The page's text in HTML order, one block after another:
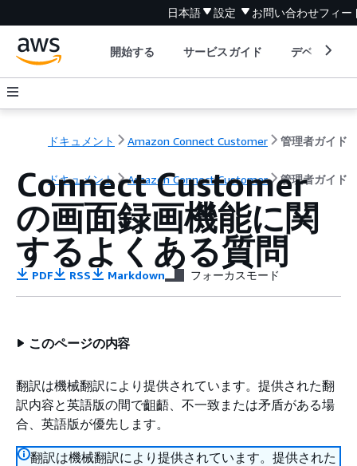
日本語 設定 お問い合わせフィー
開始する サービスガイド デベロッパ
ドキュメント Amazon Connect Customer 管理者ガイド
ドキュメント Amazon Connect Customer 管理者ガイド
Connect Customer
の画面録画機能に関
するよくある質問
PDF RSS Markdown フォーカスモード
このページの内容
翻訳は機械翻訳により提供されています。提供された翻
訳内容と英語版の間で齟齬、不一致または矛盾がある場
合、英語版が優先します。
翻訳は機械翻訳により提供されています。提供された